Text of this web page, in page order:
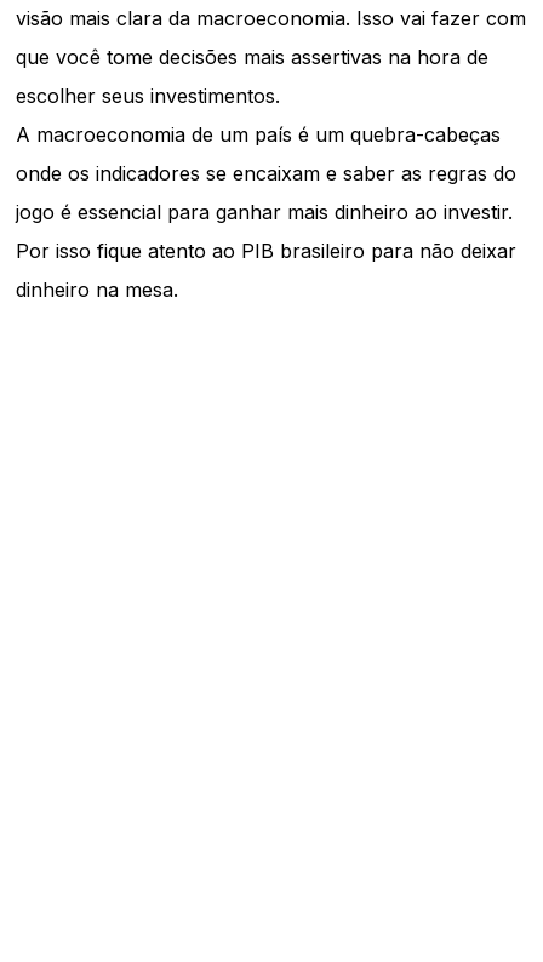
visão mais clara da macroeconomia. Isso vai fazer com
que você tome decisões mais assertivas na hora de
escolher seus investimentos.
A macroeconomia de um país é um quebra-cabeças
onde os indicadores se encaixam e saber as regras do
jogo é essencial para ganhar mais dinheiro ao investir.
Por isso fique atento ao PIB brasileiro para não deixar
dinheiro na mesa.